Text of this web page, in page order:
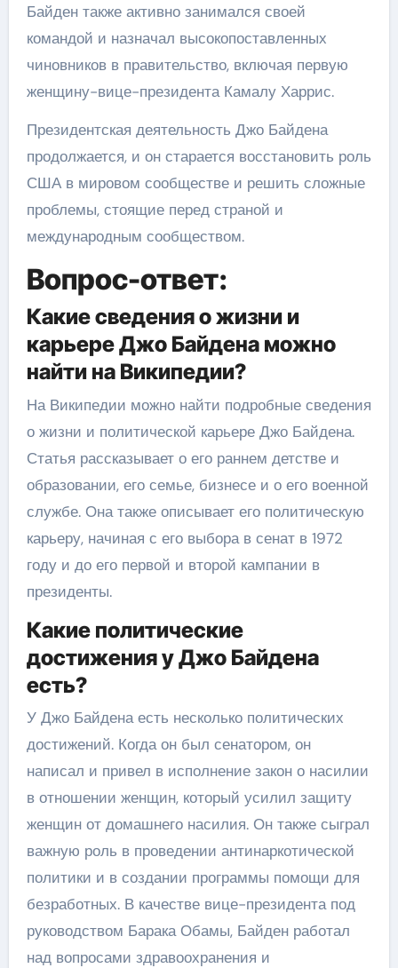
Байден также активно занимался своей
командой и назначал высокопоставленных
чиновников в правительство, включая первую
женщину-вице-президента Камалу Харрис.
Президентская деятельность Джо Байдена
продолжается, и он старается восстановить роль
США в мировом сообществе и решить сложные
проблемы, стоящие перед страной и
международным сообществом.
Вопрос-ответ:
Какие сведения о жизни и
карьере Джо Байдена можно
найти на Википедии?
На Википедии можно найти подробные сведения
о жизни и политической карьере Джо Байдена.
Статья рассказывает о его раннем детстве и
образовании, его семье, бизнесе и о его военной
службе. Она также описывает его политическую
карьеру, начиная с его выбора в сенат в 1972
году и до его первой и второй кампании в
президенты.
Какие политические
достижения у Джо Байдена
есть?
У Джо Байдена есть несколько политических
достижений. Когда он был сенатором, он
написал и привел в исполнение закон о насилии
в отношении женщин, который усилил защиту
женщин от домашнего насилия. Он также сыграл
важную роль в проведении антинаркотической
политики и в создании программы помощи для
безработных. В качестве вице-президента под
руководством Барака Обамы, Байден работал
над вопросами здравоохранения и